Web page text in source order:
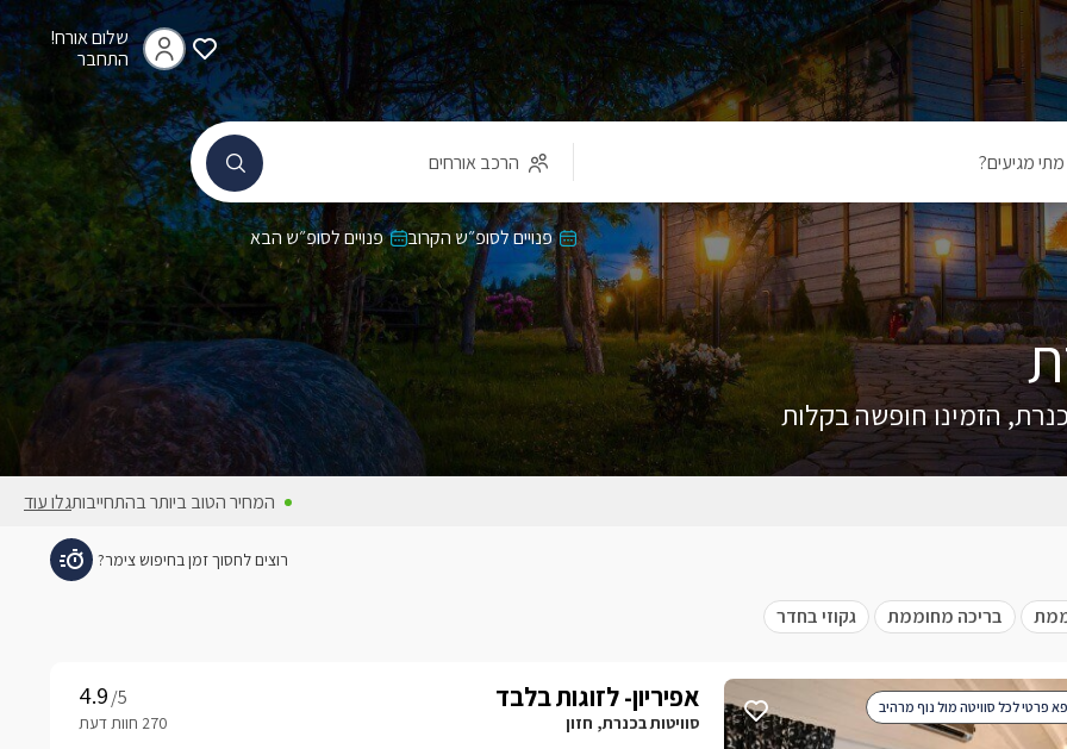
שלום אורח!
התחבר
מתי מגיעים? הרכב אורחים
הזמינו חופשה בקלות
פנויים לסופ״ש הקרוב פנויים לסופ״ש הבא
המחיר הטוב ביותר בהתחייבותגלו עוד
בריכה מחוממת גקוזי בחדר
אפיריון- לזוגות בלבד /5
סוויטות בכנרת, חזון
פרטי לכל סוויטה מול נוף מרהיב